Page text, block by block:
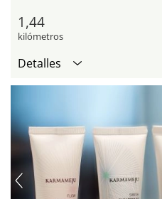
1,44
kilómetros
Detalles